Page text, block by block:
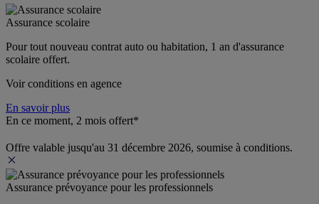
Assurance scolaire
Pour tout nouveau contrat auto ou habitation, 1 an d'assurance
scolaire offert.
Voir conditions en agence
En savoir plus
En ce moment, 2 mois offert*
Offre valable jusqu'au 31 décembre 2026, soumise à conditions.
Assurance prévoyance pour les professionnels